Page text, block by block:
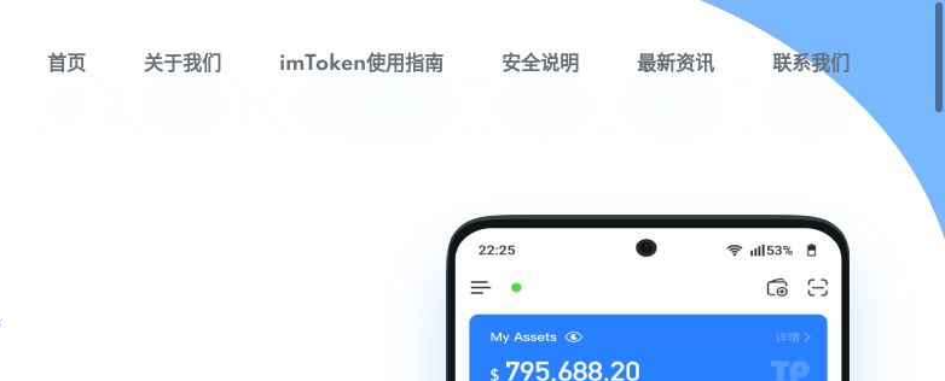
首页 关于我们 imToken使用指南 安全说明 最新资讯 联系我们